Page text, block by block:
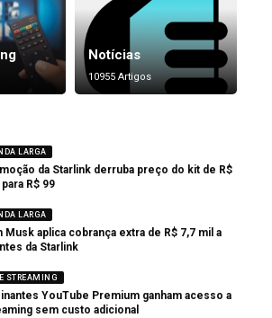
Notícias
10955 Artigos
LARGA
da Starlink derruba preço do kit de R$
R$ 99
LARGA
Musk aplica cobrança extra de R$ 7,7 mil a
da Starlink
STREAMING
YouTube Premium ganham acesso a
sem custo adicional